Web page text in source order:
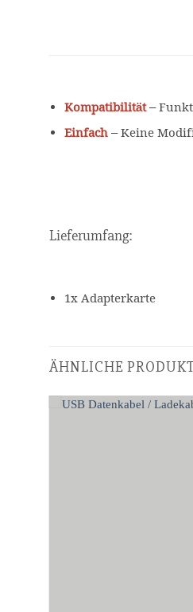
Kompatibilität–
Einfach– Keine
Lieferumfang:
1x Adapterkarte
ÄHNLICHE